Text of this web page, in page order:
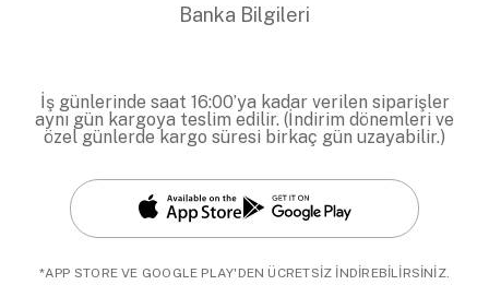
Banka Bilgileri
İş günlerinde saat 16:00’ya kadar verilen siparişler
aynı gün kargoya teslim edilir. (İndirim dönemleri ve
özel günlerde kargo süresi birkaç gün uzayabilir.)
*APP STORE VE GOOGLE PLAY'DEN ÜCRETSİZ İNDİREBİLİRSİNİZ.